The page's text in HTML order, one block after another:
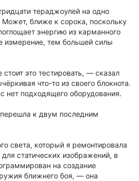
тераджоулей на одно
ближе к сорока, поскольку
энергию из карманного
измерение, тем большей силы
это тестировать, — сказал
что-то из своего блокнота.
нет подходящего оборудования.
к двум последним
света, который я ремонтировала
статических изображений, в
на создание
ближнего боя, — она